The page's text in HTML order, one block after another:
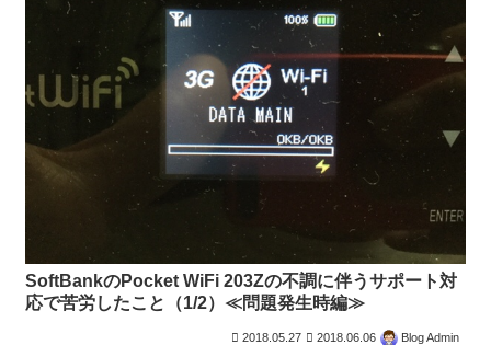
SoftBankのPocket WiFi 203Zの不調に伴うサポート対
応で苦労したこと（1/2）≪問題発生時編≫
2018.05.27 2018.06.06 Blog Admin